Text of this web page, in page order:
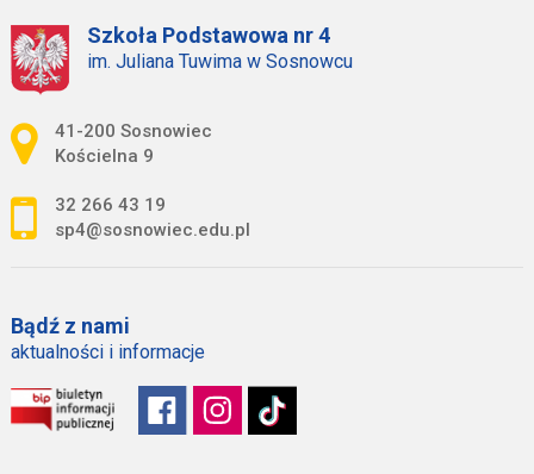
Szkoła Podstawowa nr 4
im. Juliana Tuwima w Sosnowcu
Adres pocztowy:
41-200 Sosnowiec
Kościelna 9
32 266 43 19
sp4@sosnowiec.edu.pl
Bądź z nami
aktualności i informacje